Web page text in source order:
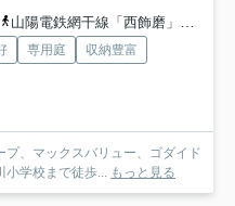
山陽電鉄網干線「西飾磨」駅 徒歩23分
専用庭
収納豊富
、マックスバリュー、ゴダイド
小学校まで徒歩... もっと見る